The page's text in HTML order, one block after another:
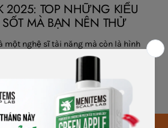
2025: TOP NHỮNG KIỂU
MÀ BẠN NÊN THỬ
một nghệ sĩ tài năng mà còn là hình
tín đồ yêu thích phong cách cá tính.